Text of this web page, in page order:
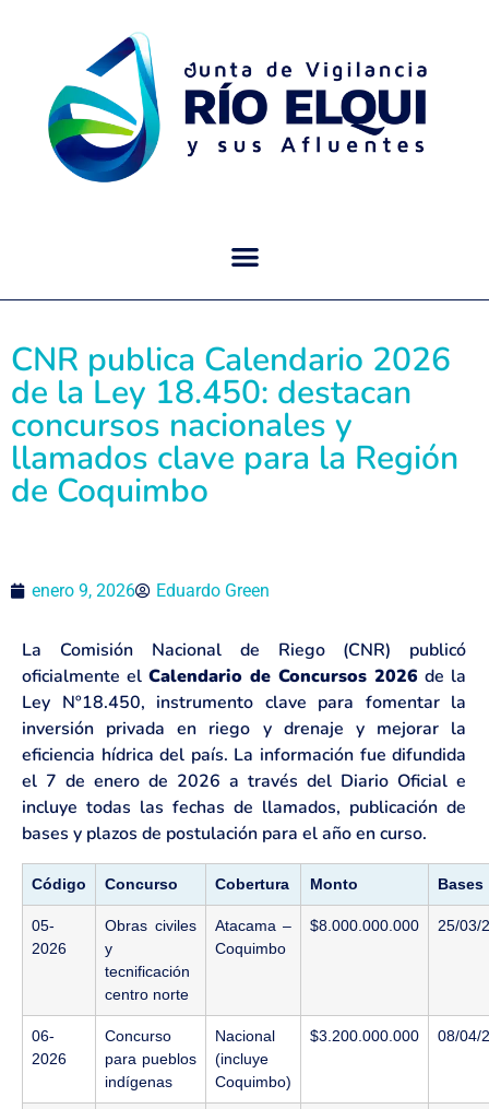
CNR publica Calendario 2026
de la Ley 18.450: destacan
concursos nacionales y
llamados clave para la Región
de Coquimbo
enero 9, 2026 Eduardo Green
La Comisión Nacional de Riego (CNR) publicó
oficialmente elCalendario de Concursos 2026 de la
Ley Nº18.450, instrumento clave para fomentar la
inversión privada en riego y drenaje y mejorar la
eficiencia hídrica del país. La información fue difundida
el 7 de enero de 2026 a través del Diario Oficial e
incluye todas las fechas de llamados, publicación de
bases y plazos de postulación para el año en curso.
Código Concurso Cobertura Monto Bases
05-
2026
Obras civiles
y
tecnificación
centro norte
Atacama –
Coquimbo
$8.000.000.000 25/03/
06-
2026
Concurso
para pueblos
indígenas
Nacional
(incluye
Coquimbo)
$3.200.000.000 08/04/